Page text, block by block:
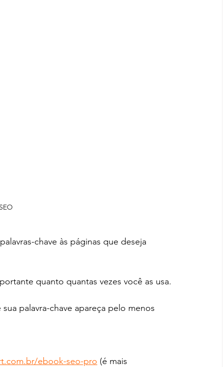
chave às páginas que deseja
quanto quantas vezes você as usa.
palavra-chave apareça pelo menos
ebook-seo-pro (é mais